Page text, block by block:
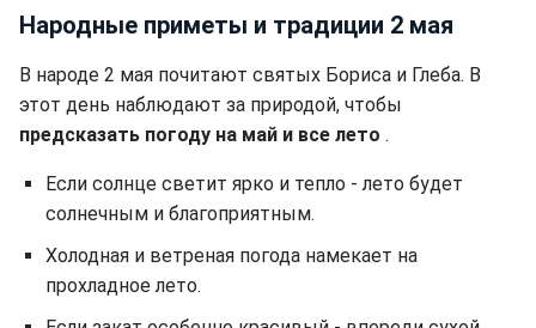
Народные приметы и традиции 2 мая
В народе 2 мая почитают святых Бориса и Глеба. В
этот день наблюдают за природой, чтобы
предсказать погоду на май и все лето .
Если солнце светит ярко и тепло - лето будет
солнечным и благоприятным.
Холодная и ветреная погода намекает на
прохладное лето.